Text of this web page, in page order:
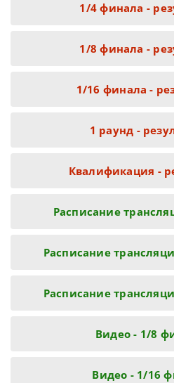
1/4 финала -
1/8 финала -
1/16 финала -
1 раунд -
Квалификация -
Расписание
Расписание
Расписание
Видео - 1/8
Видео - 1/16